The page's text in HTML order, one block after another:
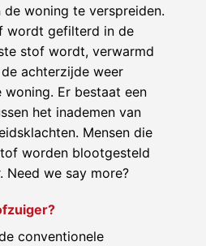
woning te verspreiden.
wordt gefilterd in de
stof wordt, verwarmd
achterzijde weer
Er bestaat een
het inademen van
Mensen die
worden blootgesteld
Need we say more?
conventionele